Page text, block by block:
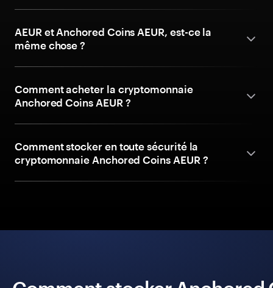
AEUR et Anchored Coins AEUR, est-ce la
même chose ?
Comment acheter la cryptomonnaie
Anchored Coins AEUR ?
Comment stocker en toute sécurité la
cryptomonnaie Anchored Coins AEUR ?